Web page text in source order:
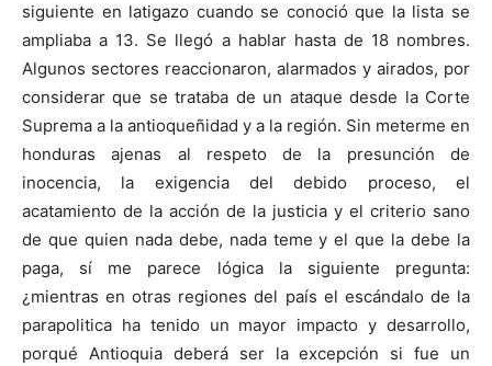
siguiente en latigazo cuando se conoció que la lista se
ampliaba a 13. Se llegó a hablar hasta de 18 nombres.
Algunos sectores reaccionaron, alarmados y airados, por
considerar que se trataba de un ataque desde la Corte
Suprema a la antioqueñidad y a la región. Sin meterme en
honduras ajenas al respeto de la presunción de
inocencia, la exigencia del debido proceso, el
acatamiento de la acción de la justicia y el criterio sano
de que quien nada debe, nada teme y el que la debe la
paga, sí me parece lógica la siguiente pregunta:
¿mientras en otras regiones del país el escándalo de la
parapolitica ha tenido un mayor impacto y desarrollo,
porqué Antioquia deberá ser la excepción si fue un